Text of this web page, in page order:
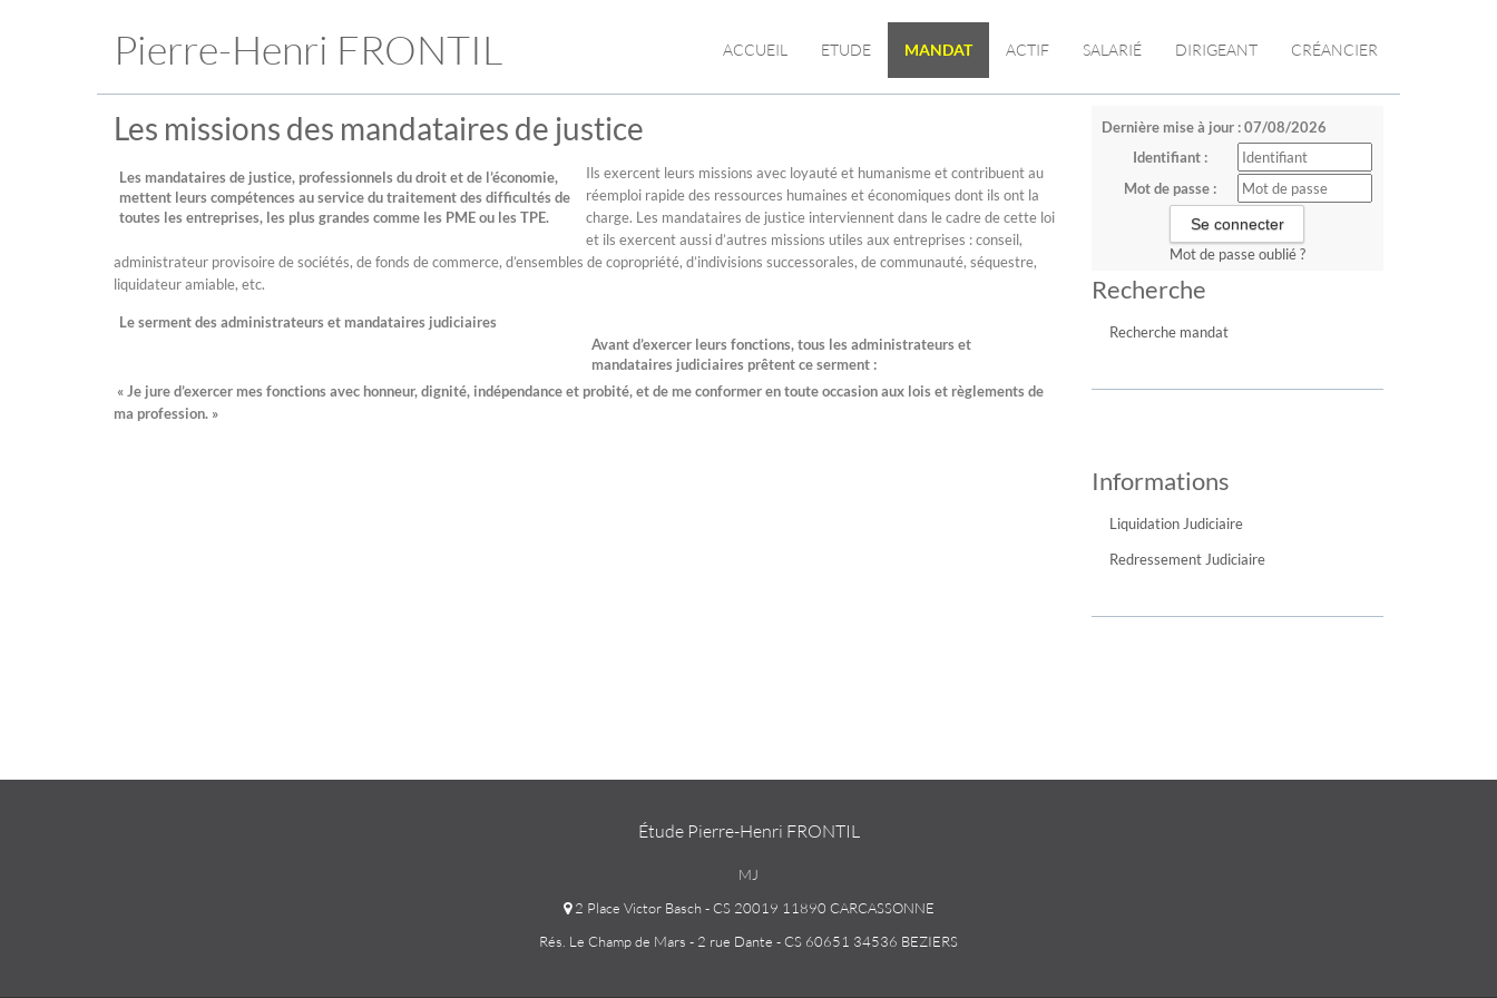
Pierre-Henri FRONTIL ACCUEIL ETUDE MANDAT ACTIF SALARIÉ DIRIGEANT CRÉANCIER
Dernière mise à jour : 07/08/2026
Identifiant :
Mot de passe :
Mot de passe oublié ?
Recherche
Recherche mandat
Informations
Liquidation Judiciaire
Redressement Judiciaire
Les missions des mandataires de justice
Les mandataires de justice, professionnels du droit et de l’économie,
mettent leurs compétences au service du traitement des difficultés de
toutes les entreprises, les plus grandes comme les PME ou les TPE.
Ils exercent leurs missions avec loyauté et humanisme et contribuent au
réemploi rapide des ressources humaines et économiques dont ils ont la
charge. Les mandataires de justice interviennent dans le cadre de cette loi
et ils exercent aussi d’autres missions utiles aux entreprises : conseil,
administrateur provisoire de sociétés, de fonds de commerce, d’ensembles de copropriété, d’indivisions successorales, de communauté, séquestre,
liquidateur amiable, etc.
Le serment des administrateurs et mandataires judiciaires
Avant d’exercer leurs fonctions, tous les administrateurs et
mandataires judiciaires prêtent ce serment :
« Je jure d’exercer mes fonctions avec honneur, dignité, indépendance et probité, et de me conformer en toute occasion aux lois et règlements de
ma profession. »
Étude Pierre-Henri FRONTIL
MJ
2 Place Victor Basch - CS 20019 11890 CARCASSONNE
Rés. Le Champ de Mars - 2 rue Dante - CS 60651 34536 BEZIERS